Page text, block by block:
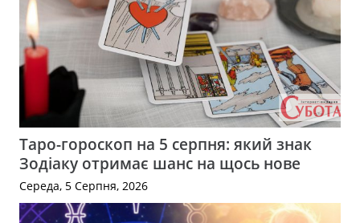
Таро-гороскоп на 5 серпня: який знак
Зодіаку отримає шанс на щось нове
Середа, 5 Серпня, 2026